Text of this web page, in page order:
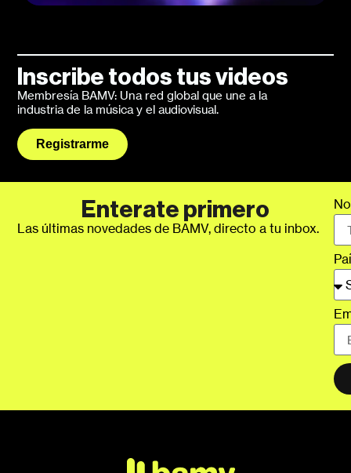
Inscribe todos tus videos
Membresía BAMV: Una red global que une a la
industria de la música y el audiovisual.
Registrarme
Enterate primero
Las últimas novedades de BAMV, directo a tu inbox.